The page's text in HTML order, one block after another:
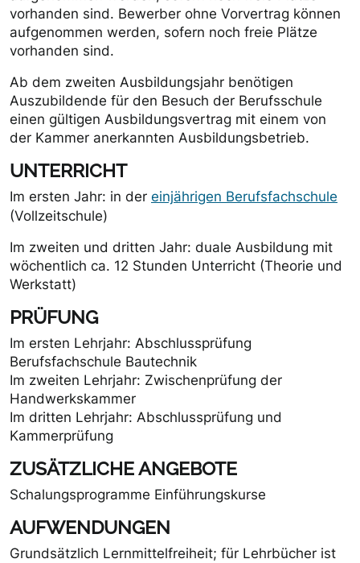
vorhanden sind. Bewerber ohne Vorvertrag können
aufgenommen werden, sofern noch freie Plätze
vorhanden sind.
Ab dem zweiten Ausbildungsjahr benötigen
Auszubildende für den Besuch der Berufsschule
einen gültigen Ausbildungsvertrag mit einem von
der Kammer anerkannten Ausbildungsbetrieb.
UNTERRICHT
Im ersten Jahr: in der einjährigen Berufsfachschule
(Vollzeitschule)
Im zweiten und dritten Jahr: duale Ausbildung mit
wöchentlich ca. 12 Stunden Unterricht (Theorie und
Werkstatt)
PRÜFUNG
Im ersten Lehrjahr: Abschlussprüfung
Berufsfachschule Bautechnik
Im zweiten Lehrjahr: Zwischenprüfung der
Handwerkskammer
Im dritten Lehrjahr: Abschlussprüfung und
Kammerprüfung
ZUSÄTZLICHE ANGEBOTE
Schalungsprogramme Einführungskurse
AUFWENDUNGEN
Grundsätzlich Lernmittelfreiheit; für Lehrbücher ist